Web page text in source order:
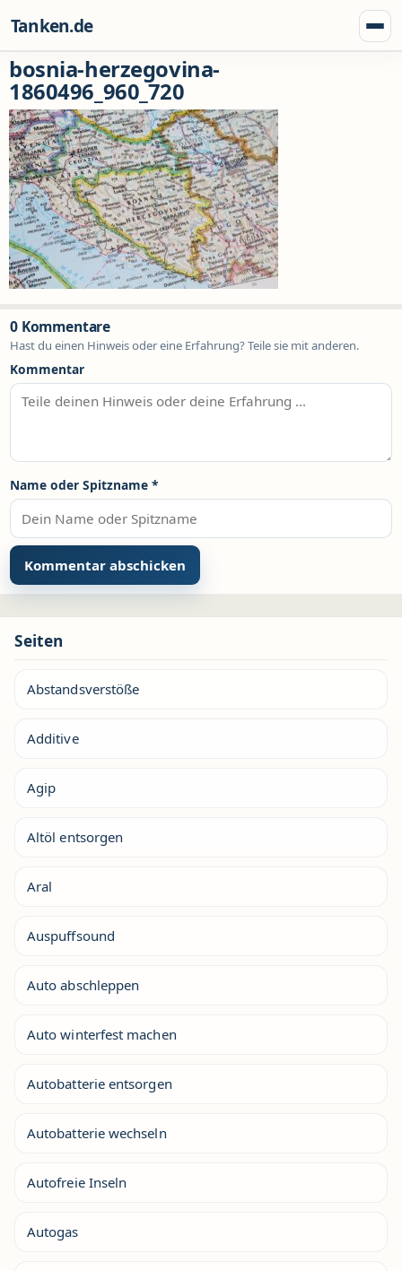
Tanken.de
bosnia-herzegovina-
1860496_960_720
0 Kommentare
Hast du einen Hinweis oder eine Erfahrung? Teile sie mit anderen.
Kommentar
Name oder Spitzname *
Seiten
Abstandsverstöße
Additive
Agip
Altöl entsorgen
Aral
Auspuffsound
Auto abschleppen
Auto winterfest machen
Autobatterie entsorgen
Autobatterie wechseln
Autofreie Inseln
Autogas